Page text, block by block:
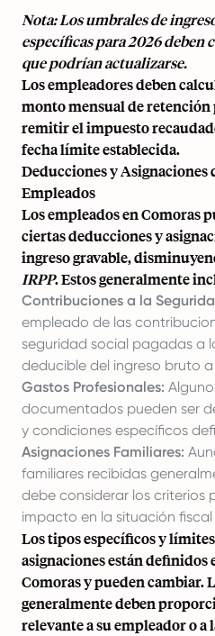
Nota: Los umbrales de
específicas para 2026 deben
que podrían actualizarse.
Los empleadores deben
monto mensual de retención
remitir el impuesto
fecha límite establecida.
Deducciones y Asignaciones
Empleados
Los empleados en Comoras
ciertas deducciones y
ingreso gravable,
IRPP. Estos generalmente
Contribuciones a la
empleado de las
seguridad social pagadas a
deducible del ingreso bruto
Gastos Profesionales:
documentados pueden ser
y condiciones específicos
Asignaciones Familiares:
familiares recibidas
debe considerar los criterios
impacto en la situación
Los tipos específicos y
asignaciones están
Comoras y pueden cambiar.
generalmente deben
relevante a su empleador o a